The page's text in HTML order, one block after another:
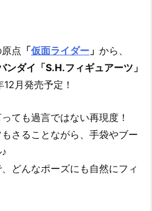
点 「仮面ライダー 」 から、
ンダイ「S.H.フィギュアーツ」
月発売予定！
ても過言ではない再現度！
さることながら、手袋やブー
どんなポーズにも自然にフィ